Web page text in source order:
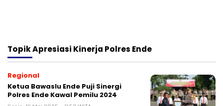
TopikApresiasi Kinerja Polres Ende
Regional
Ketua Bawaslu Ende Puji Sinergi
Polres Ende Kawal Pemilu 2024